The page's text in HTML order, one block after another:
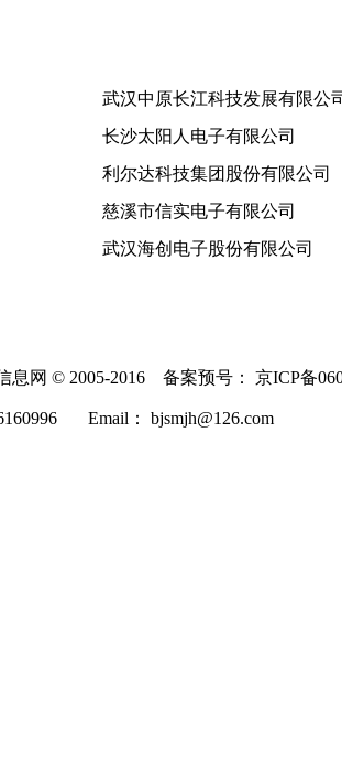
武汉中原长江科技发展有限公
长沙太阳人电子有限公司
利尔达科技集团股份有限公司
慈溪市信实电子有限公司
武汉海创电子股份有限公司
网 © 2005-2016 备案预号： 京ICP备
Email： bjsmjh@126.com